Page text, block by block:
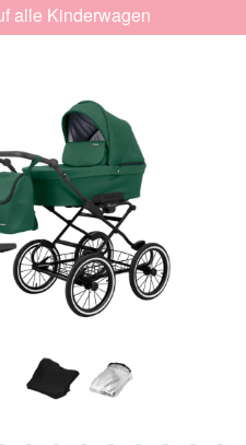
alle Kinderwagen